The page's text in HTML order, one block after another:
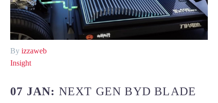
By izzaweb
Insight
07 JAN: NEXT GEN BYD BLADE